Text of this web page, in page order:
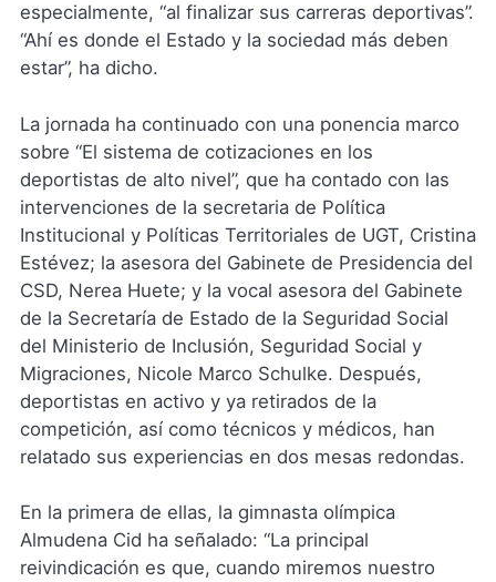
especialmente, “al finalizar sus carreras deportivas”.
“Ahí es donde el Estado y la sociedad más deben
estar”, ha dicho.
La jornada ha continuado con una ponencia marco
sobre “El sistema de cotizaciones en los
deportistas de alto nivel”, que ha contado con las
intervenciones de la secretaria de Política
Institucional y Políticas Territoriales de UGT, Cristina
Estévez; la asesora del Gabinete de Presidencia del
CSD, Nerea Huete; y la vocal asesora del Gabinete
de la Secretaría de Estado de la Seguridad Social
del Ministerio de Inclusión, Seguridad Social y
Migraciones, Nicole Marco Schulke. Después,
deportistas en activo y ya retirados de la
competición, así como técnicos y médicos, han
relatado sus experiencias en dos mesas redondas.
En la primera de ellas, la gimnasta olímpica
Almudena Cid ha señalado: “La principal
reivindicación es que, cuando miremos nuestro